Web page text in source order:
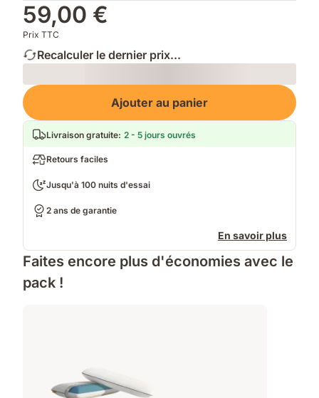
59,00 €
Prix TTC
Recalculer le dernier prix...
Loading
Ajouter au panier
Livraison gratuite: 2 - 5 jours ouvrés
Retours faciles
Jusqu'à 100 nuits d'essai
2 ans de garantie
En savoir plus
Faites encore plus d'économies avec le
pack !